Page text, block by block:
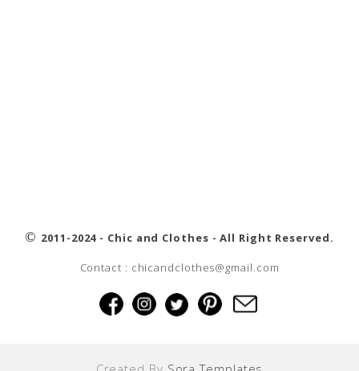
© 2011-2024 - Chic and Clothes - All Right Reserved.
Contact : chicandclothes@gmail.com